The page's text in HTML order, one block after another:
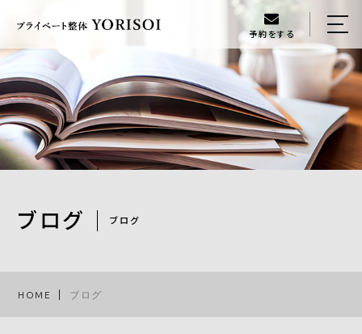
予約をする
ブログ ブログ
HOME ブログ
当店について
メニュー
ギャラリー